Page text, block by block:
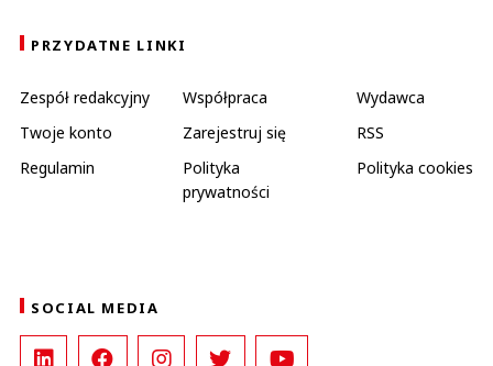
PRZYDATNE LINKI
Zespół redakcyjny Współpraca
Wydawca
Twoje konto
Zarejestruj się
RSS
Regulamin
Polityka
prywatności
Polityka cookies
SOCIAL MEDIA